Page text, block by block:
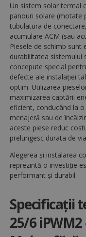
Un sistem solar termal
panouri solare (motate
tubulatura de
acumulare ACM (sau
Piesele de schimb sunt
durabilitatea sistemului
concepute special
defecte ale instalației
optim. Utilizarea
maximizarea captării
eficient, conducând la
menajeră sau de
aceste piese reduc
prelungesc durata de
Alegerea și instalarea
reprezintă o investiție
performant și durabil.
Specificații
25/6 iPWM2
Nume
Privacy Policy